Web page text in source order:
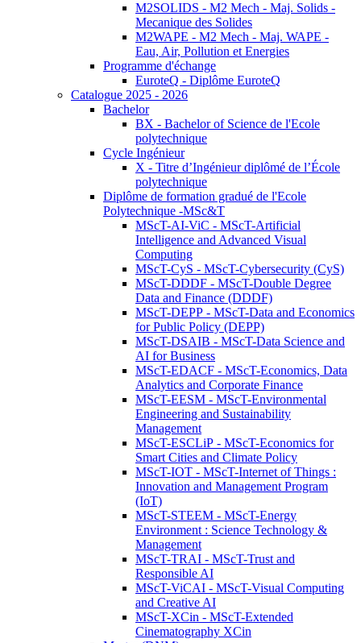
M2SOLIDS - M2 Mech - Maj. Solids -
Mecanique des Solides
M2WAPE - M2 Mech - Maj. WAPE -
Eau, Air, Pollution et Energies
Programme d'échange
EuroteQ - Diplôme EuroteQ
Catalogue 2025 - 2026
Bachelor
BX - Bachelor of Science de l'Ecole
polytechnique
Cycle Ingénieur
X - Titre d’Ingénieur diplômé de l’École
polytechnique
Diplôme de formation gradué de l'Ecole
Polytechnique -MSc&T
MScT-AI-ViC - MScT-Artificial
Intelligence and Advanced Visual
Computing
MScT-CyS - MScT-Cybersecurity (CyS)
MScT-DDDF - MScT-Double Degree
Data and Finance (DDDF)
MScT-DEPP - MScT-Data and Economics
for Public Policy (DEPP)
MScT-DSAIB - MScT-Data Science and
AI for Business
MScT-EDACF - MScT-Economics, Data
Analytics and Corporate Finance
MScT-EESM - MScT-Environmental
Engineering and Sustainability
Management
MScT-ESCLiP - MScT-Economics for
Smart Cities and Climate Policy
MScT-IOT - MScT-Internet of Things :
Innovation and Management Program
(IoT)
MScT-STEEM - MScT-Energy
Environment : Science Technology &
Management
MScT-TRAI - MScT-Trust and
Responsible AI
MScT-ViCAI - MScT-Visual Computing
and Creative AI
MScT-XCin - MScT-Extended
Cinematography XCin